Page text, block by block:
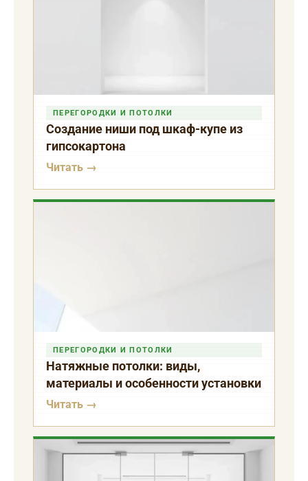
ПЕРЕГОРОДКИ И ПОТОЛКИ
Создание ниши под шкаф-купе из
гипсокартона
Читать →
ПЕРЕГОРОДКИ И ПОТОЛКИ
Натяжные потолки: виды,
материалы и особенности установки
Читать →